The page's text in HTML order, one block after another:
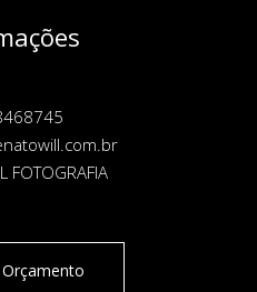
FOTOGRAFIA
Orçamento